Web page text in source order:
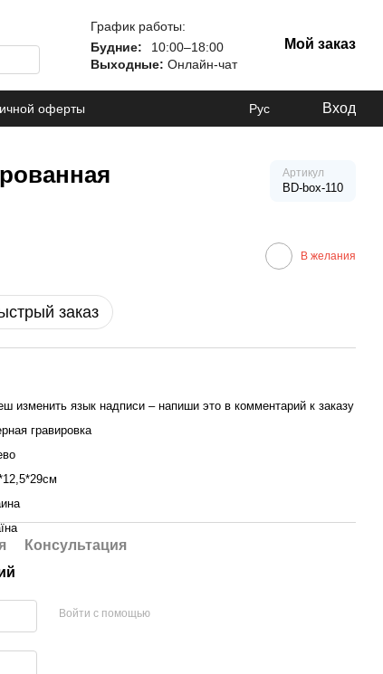
График работы:
Будние:
10:00–18:00
Выходные: Онлайн-чат
Мой заказ
оферты Рус Вход
Артикул
BD-box-110
В желания
заказ
изменить язык надписи – напиши это в комментарий к заказу
гравировка
Консультация
Войти с помощью